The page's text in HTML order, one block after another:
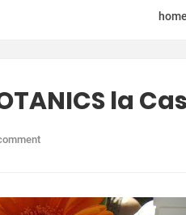
home
la